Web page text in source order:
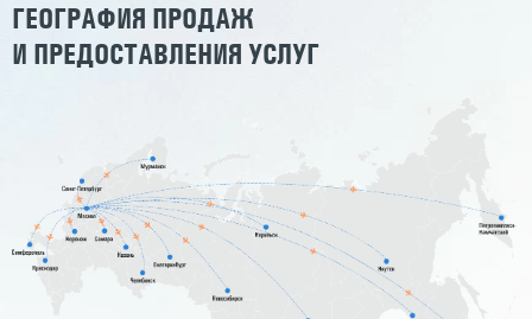
ГЕОГРАФИЯ ПРОДАЖ
И ПРЕДОСТАВЛЕНИЯ УСЛУГ